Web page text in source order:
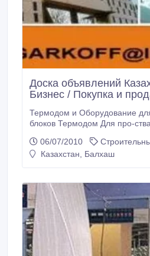
Доска объявлений
Бизнес / Покупка и
Термодом и Оборудование
блоков Термодом Для про-ства несъёмной
высококлассное, промышленное оборудование.
Полная комплектация - никаких
06/07/2010
Казахстан, Балхаш